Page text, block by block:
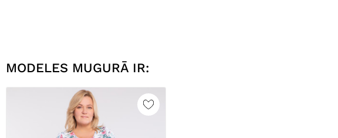
MODELES MUGURĀ IR: